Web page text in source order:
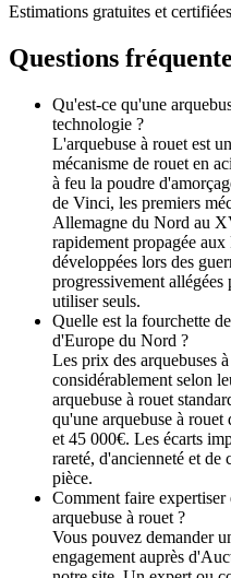
Estimations gratuites et certifiées
Questions
Qu'est-ce qu'une
technologie ?
L'arquebuse à rouet est
mécanisme de rouet en
à feu la poudre
de Vinci, les premiers
Allemagne du Nord au
rapidement propagée aux
développées lors des
progressivement
utiliser seuls.
Quelle est la fourchette
d'Europe du Nord ?
Les prix des arquebuses
considérablement selon
arquebuse à rouet
qu'une arquebuse à rouet
et 45 000€. Les écarts
rareté, d'ancienneté et
pièce.
Comment faire
arquebuse à rouet ?
Vous pouvez demander
engagement auprès